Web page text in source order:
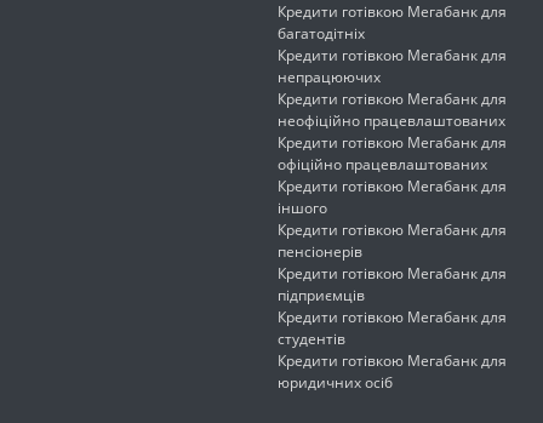
Кредити готівкою Мегабанк для
багатодітніх
Кредити готівкою Мегабанк для
непрацюючих
Кредити готівкою Мегабанк для
неофіційно працевлаштованих
Кредити готівкою Мегабанк для
офіційно працевлаштованих
Кредити готівкою Мегабанк для
іншого
Кредити готівкою Мегабанк для
пенсіонерів
Кредити готівкою Мегабанк для
підприємців
Кредити готівкою Мегабанк для
студентів
Кредити готівкою Мегабанк для
юридичних осіб